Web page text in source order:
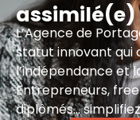
L’Agence de
statut innovant qui
l’indépendance et
Entrepreneurs,
diplômés…